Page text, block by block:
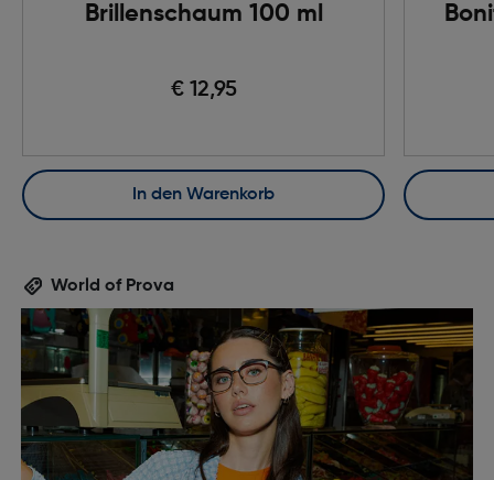
Brillenschaum 100 ml
€ 12,95
In den Warenkorb
World of Prova